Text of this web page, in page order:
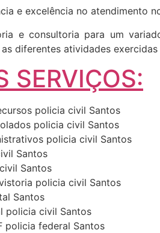
e excelência no atendimento
e consultoria para um
diferentes atividades
SERVIÇOS:
policia civil Santos
policia civil Santos
policia civil Santos
Santos
Santos
policia civil Santos
Santos
policia civil Santos
policia federal Santos